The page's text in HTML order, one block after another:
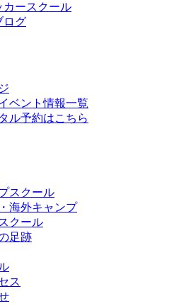
カースクール
ログ
ベント情報一覧
ル予約はこちら
スクール
海外キャンプ
クール
足跡
ス